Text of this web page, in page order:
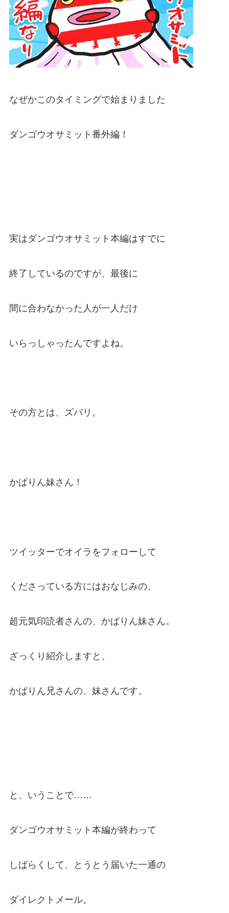
なぜかこのタイミングで始まりました
ダンゴウオサミット番外編！
実はダンゴウオサミット本編はすでに
終了しているのですが、最後に
間に合わなかった人が一人だけ
いらっしゃったんですよね。
その方とは、ズバリ。
かぱりん妹さん！
ツイッターでオイラをフォローして
くださっている方にはおなじみの、
超元気印読者さんの、かぱりん妹さん。
ざっくり紹介しますと、
かぱりん兄さんの、妹さんです。
と、いうことで……
ダンゴウオサミット本編が終わって
しばらくして、とうとう届いた一通の
ダイレクトメール。